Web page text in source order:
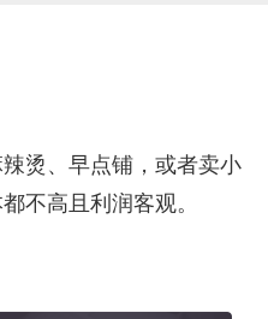
烫、早点铺，或者卖小
不高且利润客观。